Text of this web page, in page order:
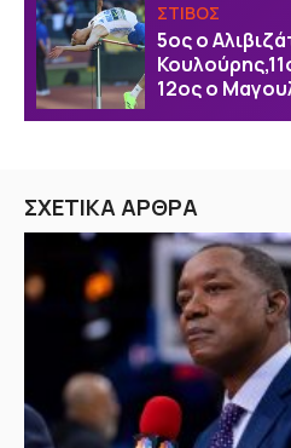
ΣΤΙΒΟΣ
5ος ο
12ος ο
ΣΧΕΤΙΚΑ ΑΡΘΡΑ